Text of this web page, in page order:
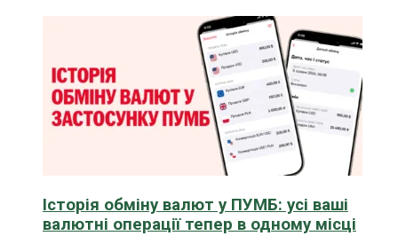
Історія обміну валют у ПУМБ: усі ваші
валютні операції тепер в одному місці